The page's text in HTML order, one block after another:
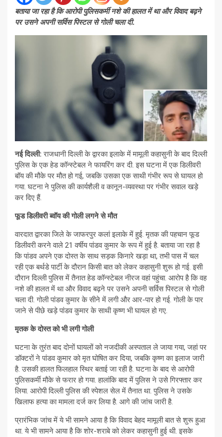
बताया जा रहा है कि आरोपी पुलिसकर्मी नशे की हालत में था और विवाद बढ़ने
पर उसने अपनी सर्विस पिस्टल से गोली चला दी.
नई दिल्ली:राजधानी दिल्ली के द्वारका इलाके में मामूली कहासुनी के बाद दिल्ली
पुलिस के एक हेड कॉन्स्टेबल ने फायरिंग कर दी. इस घटना में एक डिलीवरी
बॉय की मौके पर मौत हो गई, जबकि उसका एक साथी गंभीर रूप से घायल हो
गया. घटना ने पुलिस की कार्यशैली व कानून-व्यवस्था पर गंभीर सवाल खड़े
कर दिए हैं.
फूड डिलीवरी ब्वॉय की गोली लगने से मौत
वारदात द्वारका जिले के जाफरपुर कलां इलाके में हुई. मृतक की पहचान फूड
डिलीवरी करने वाले 21 वर्षीय पांडव कुमार के रूप में हुई है. बताया जा रहा है
कि पांडव अपने एक दोस्त के साथ सड़क किनारे खड़ा था, तभी पास में चल
रही एक बर्थडे पार्टी के दौरान किसी बात को लेकर कहासुनी शुरू हो गई. इसी
दौरान दिल्ली पुलिस में तैनात हेड कॉन्स्टेबल नीरज वहां पहुंचा. आरोप है कि वह
नशे की हालत में था और विवाद बढ़ने पर उसने अपनी सर्विस पिस्टल से गोली
चला दी. गोली पांडव कुमार के सीने में लगी और आर-पार हो गई. गोली के पार
जाने से पीछे खड़े पांडव कुमार के साथी कृष्ण भी घायल हो गए.
मृतक के दोस्त को भी लगी गोली
घटना के तुरंत बाद दोनों घायलों को नजदीकी अस्पताल ले जाया गया, जहां पर
डॉक्टरों ने पांडव कुमार को मृत घोषित कर दिया, जबकि कृष्ण का इलाज जारी
है. उसकी हालत फिलहाल स्थिर बताई जा रही है. घटना के बाद से आरोपी
पुलिसकर्मी मौके से फरार हो गया. हालांकि बाद में पुलिस ने उसे गिरफ्तार कर
लिया. आरोपी दिल्ली पुलिस की स्पेशल सेल में तैनात था. पुलिस ने उसके
खिलाफ हत्या का मामला दर्ज कर लिया है. आगे की जांच जारी है.
प्रारंभिक जांच में ये भी सामने आया है कि विवाद बेहद मामूली बात से शुरू हुआ
था. ये भी सामने आया है कि शोर-शराबे को लेकर कहासुनी हुई थी. इसके